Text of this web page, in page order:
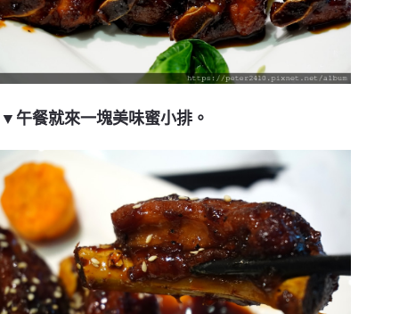
▼午餐就來一塊美味蜜小排。